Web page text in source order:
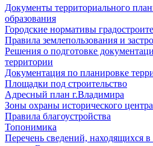
Документы территориального
образования
Городские нормативы
Правила землепользования и
Решения о подготовке
территории
Документация по планировке
Площадки под строительство
Адресный план г.Владимира
Зоны охраны исторического центра
Правила благоустройства
Топонимика
Перечень сведений, находящихся